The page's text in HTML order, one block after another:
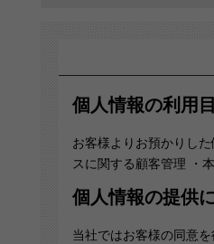
個人情報の利用
お客様よりお預かりし
スに関する顧客管理 ・
個人情報の提供
当社ではお客様の同意